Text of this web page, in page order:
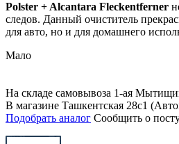
Polster + Alcantara Fleckentferner
следов. Данный очиститель
для авто, но и для домашнего
Мало
На складе самовывоза 1-ая
В магазине Ташкентская 28с1
Подобрать аналог Сообщить о